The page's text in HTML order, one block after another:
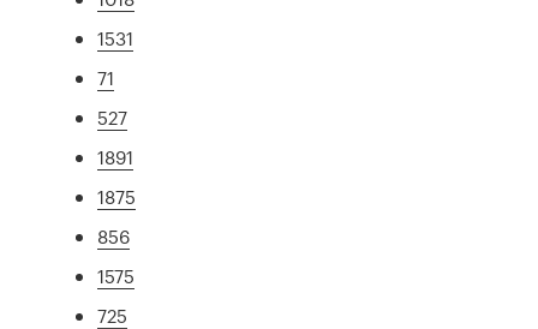
1531
71
527
1891
1875
856
1575
725